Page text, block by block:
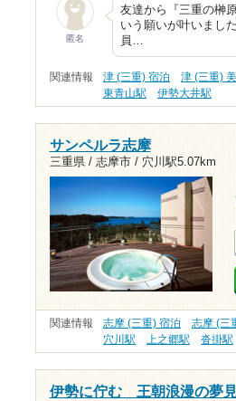
匿名
友達から『三重の榊
いう願いが叶いまし
員…
関連情報 津 (三重) 宿泊 津 (三重)
東青山駅
伊勢大井駅
サンペルラ志摩
三重県 / 志摩市 / 穴川駅5.07km
関連情報 志摩 (三重) 宿泊 志摩 (三
穴川駅
上之郷駅 沓掛駅
伊勢に佇む 王朝浪漫の夢